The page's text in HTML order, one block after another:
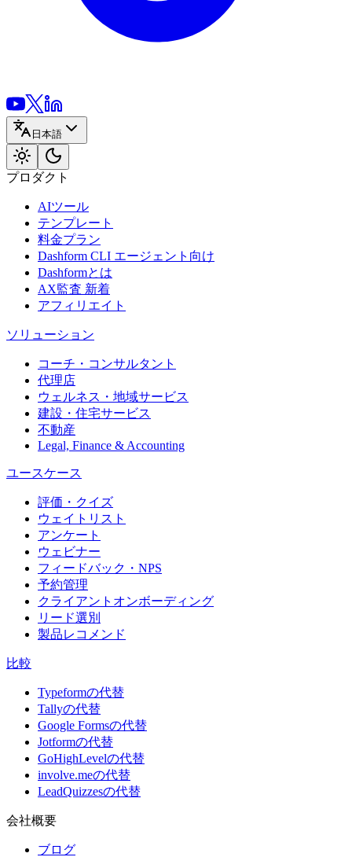
日本語
プロダクト
AIツール
テンプレート
料金プラン
Dashform CLI エージェント向け
Dashformとは
AX監査 新着
アフィリエイト
ソリューション
コーチ・コンサルタント
代理店
ウェルネス・地域サービス
建設・住宅サービス
不動産
Legal, Finance & Accounting
ユースケース
評価・クイズ
ウェイトリスト
アンケート
ウェビナー
フィードバック・NPS
予約管理
クライアントオンボーディング
リード選別
製品レコメンド
比較
Typeformの代替
Tallyの代替
Google Formsの代替
Jotformの代替
GoHighLevelの代替
involve.meの代替
LeadQuizzesの代替
会社概要
ブログ